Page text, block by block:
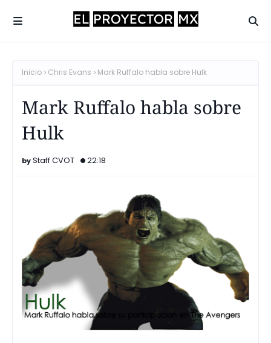
Inicio Chris Evans Mark Ruffalo habla sobre Hulk
Mark Ruffalo habla sobre
Hulk
Staff CVOT 22:18